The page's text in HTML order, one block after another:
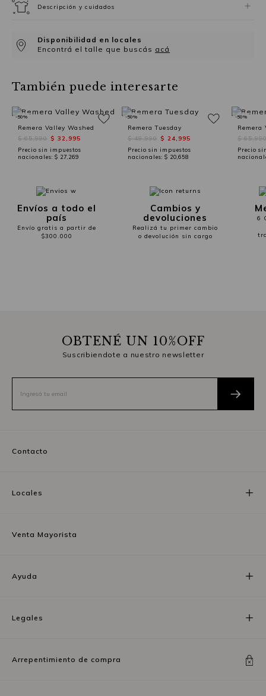
Descripción y cuidados
Disponibilidad en locales
Encontrá el talle que buscás acá
También puede interesarte
Remera Valley Washed
$ 65,990 $ 32,995
Precio sin impuestos
nacionales: $ 27,269
-50%
Remera Tuesday
$ 49,990 $ 24,995
Precio sin impuestos
nacionales: $ 20,658
-50%
Remera
$
Precio
-50%
Envíos a todo el
país
Envío gratis a partir de
$300.000
Cambios y
devoluciones
Realizá tu primer cambio
o devolución sin cargo
6
OBTENÉ UN 10%OFF
Suscribiendote a nuestro newsletter
Contacto
Locales
Venta Mayorista
Ayuda
Legales
Arrepentimiento de compra